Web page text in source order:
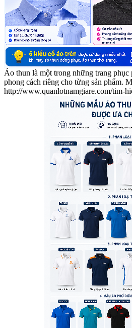
Áo thun là một trong những trang
phong cách riêng cho từng sản phẩm.
http://www.quanlotnamgiare.com/tim-